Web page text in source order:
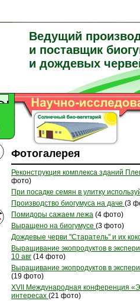
Ведущий
и поставщик
и дождевых
Фотогалерея
Реконструкция комплекса зданий
фото)
При посадке семян в улитку
Производство биогумуса на даче (3
Помидоры сажаем лежа (4 фото)
Выращено на биогумусе (3 фото)
Дождевые черви "Старатель" и их
Выращивание экопродуктов в
10 авг (14 фото)
Выращивание экопродуктов в
(19 фото)
XVII Международная конференция
интересах (21 фото)